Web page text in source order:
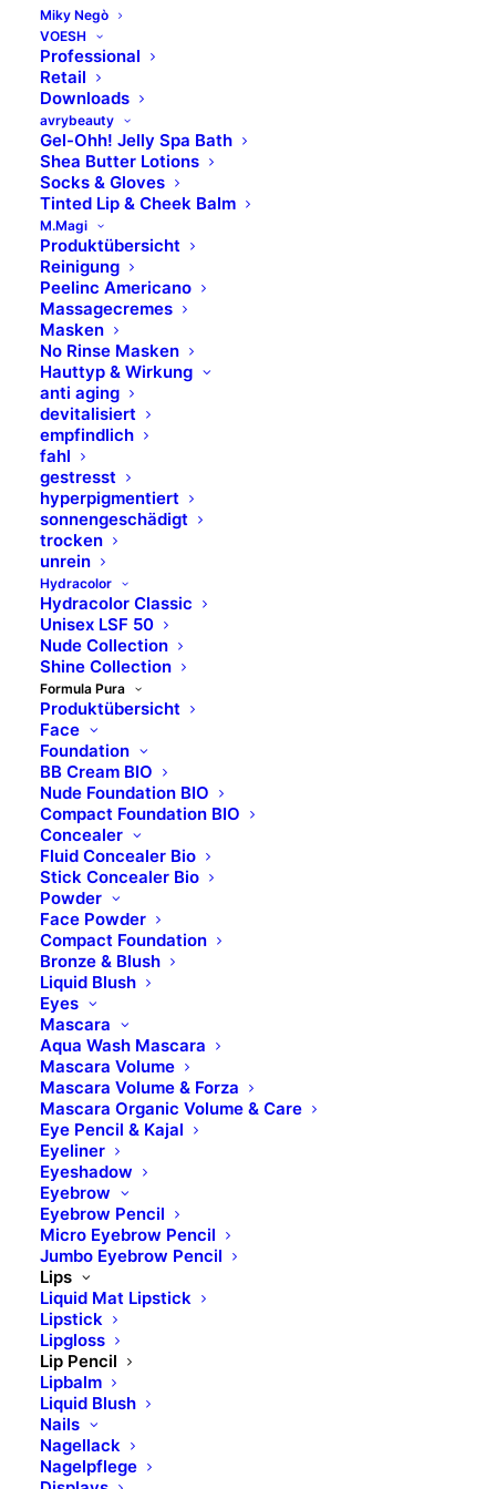
Miky Negò
VOESH
Professional
Retail
Downloads
avrybeauty
Gel-Ohh! Jelly Spa Bath
Shea Butter Lotions
Socks & Gloves
Tinted Lip & Cheek Balm
M.Magi
Produktübersicht
Reinigung
Peelinc Americano
Massagecremes
Masken
No Rinse Masken
Hauttyp & Wirkung
anti aging
devitalisiert
empfindlich
fahl
gestresst
hyperpigmentiert
sonnengeschädigt
trocken
unrein
Hydracolor
Hydracolor Classic
Unisex LSF 50
Nude Collection
Shine Collection
Formula Pura
Produktübersicht
Face
Foundation
BB Cream BIO
Nude Foundation BIO
Compact Foundation BIO
Concealer
Fluid Concealer Bio
Stick Concealer Bio
Powder
Face Powder
Compact Foundation
Bronze & Blush
Liquid Blush
Eyes
Mascara
Aqua Wash Mascara
Mascara Volume
Mascara Volume & Forza
Mascara Organic Volume & Care
Eye Pencil & Kajal
Eyeliner
Eyeshadow
Eyebrow
Eyebrow Pencil
Micro Eyebrow Pencil
Jumbo Eyebrow Pencil
Lips
Liquid Mat Lipstick
Lipstick
Lipgloss
Lip Pencil
Lipbalm
Liquid Blush
Nails
Nagellack
Nagelpflege
INHALTSSTOFFE
01 NUDE BEIGE
INGREDIENTS: OCTYLDODECYL STEAROYL
STEARATE, COCOS NUCIFERA OIL*, C10-18
TRIGLYCERIDES, COPERNICIA CERIFERA CERA*,
TRIBEHENIN, SILICA, POLYGLYCERYL-3
DIISOSTEARATE, ORYZANOL, GLYCERYL
CAPRYLATE, TOCOPHEROL; +/-: CI 77891, CI 77491,
CI 77492, CI 77499.
*da agricoltura biologica/ from organic agriculture
02 NUDE ROSE
INGREDIENTS: OCTYLDODECYL STEAROYL
STEARATE, COCOS NUCIFERA OIL*, C10-18
TRIGLYCERIDES, COPERNICIA CERIFERA CERA*,
TRIBEHENIN, SILICA, POLYGLYCERYL-3
DIISOSTEARATE, ORYZANOL, GLYCERYL
CAPRYLATE, TOCOPHEROL; +/-: CI 77891, CI 77491,
CI 77492, CI 77499.
*da agricoltura biologica/ from organic agriculture
03 BRICK
INGREDIENTS: OCTYLDODECYL STEAROYL
STEARATE, COCOS NUCIFERA OIL*, C10-18
TRIGLYCERIDES, COPERNICIA CERIFERA CERA*,
TRIBEHENIN, SILICA, POLYGLYCERYL-3
DIISOSTEARATE, KAOLIN, ORYZANOL, GLYCERYL
CAPRYLATE, TOCOPHEROL; +/-: CI 77742, CI 77891,
CI 77491, CI 77492, CI 77499.
*da agricoltura biologica/ from organic agriculture
04 BROWN
INGREDIENTS: OCTYLDODECYL STEAROYL
STEARATE, COCOS NUCIFERA OIL*, C10-18
TRIGLYCERIDES, COPERNICIA CERIFERA CERA*,
TRIBEHENIN, SILICA, POLYGLYCERYL-3
DIISOSTEARATE, MICA, ORYZANOL, GLYCERYL
CAPRYLATE, TOCOPHEROL, CI 77891, CI 77491, CI
77492, CI 77499.
*da agricoltura biologica/ from organic agriculture
07 VIOLET RAISIN
INGREDIENTS: OCTYLDODECYL STEAROYL